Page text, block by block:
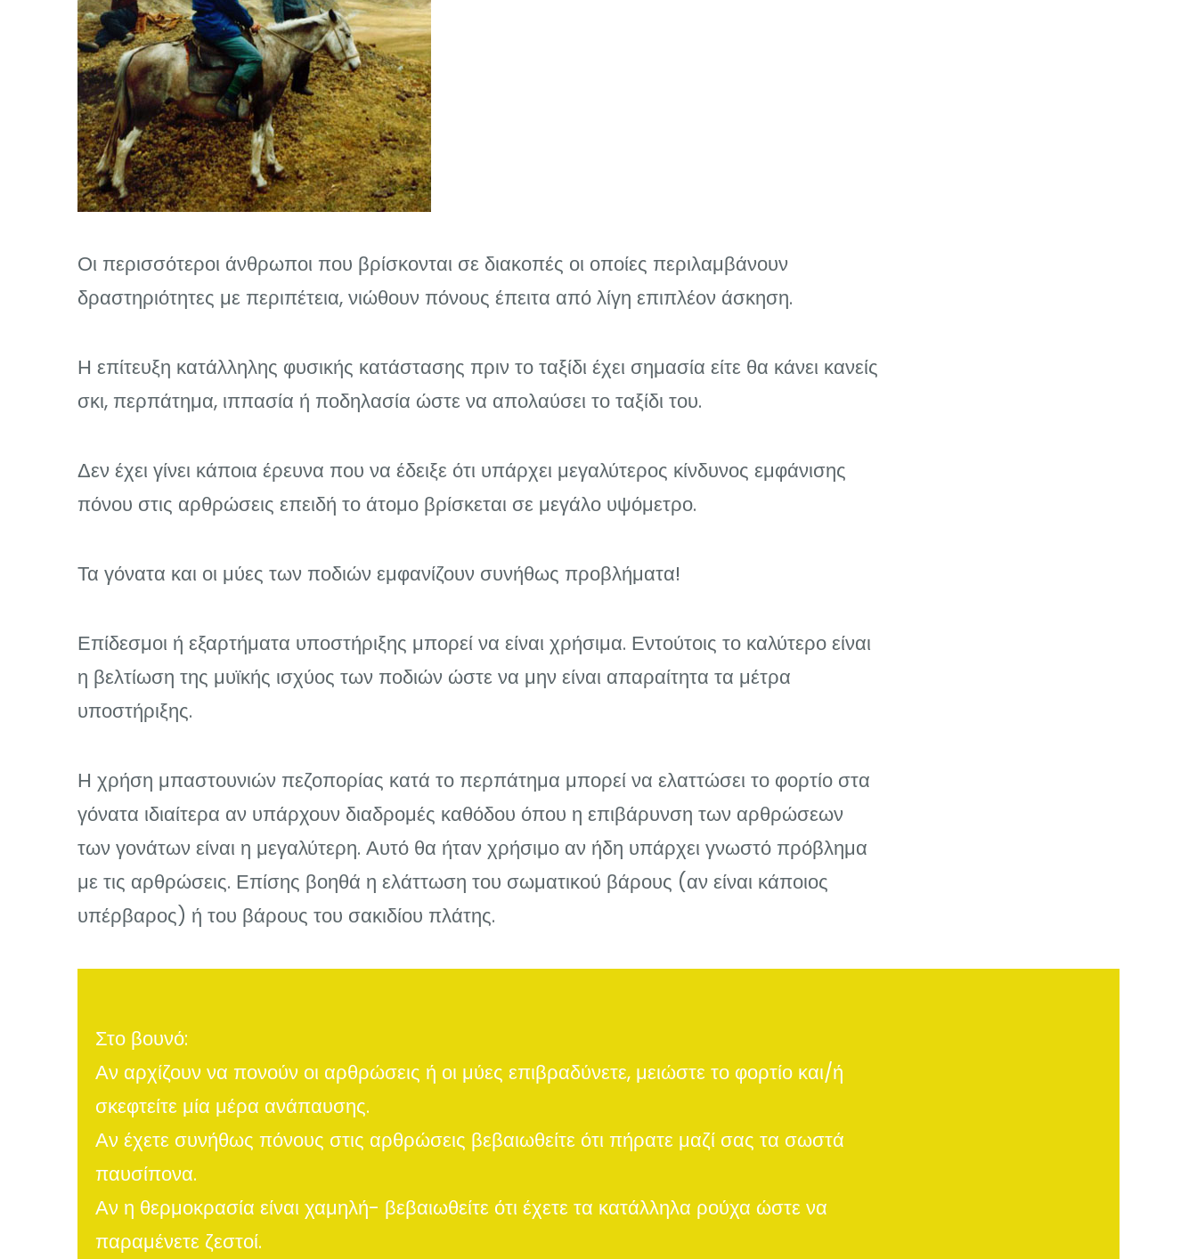
Οι περισσότεροι άνθρωποι που βρίσκονται σε διακοπές οι οποίες περιλαμβάνουν
δραστηριότητες με περιπέτεια, νιώθουν πόνους έπειτα από λίγη επιπλέον άσκηση.
Η επίτευξη κατάλληλης φυσικής κατάστασης πριν το ταξίδι έχει σημασία είτε θα κάνει κανείς
σκι, περπάτημα, ιππασία ή ποδηλασία ώστε να απολαύσει το ταξίδι του.
Δεν έχει γίνει κάποια έρευνα που να έδειξε ότι υπάρχει μεγαλύτερος κίνδυνος εμφάνισης
πόνου στις αρθρώσεις επειδή το άτομο βρίσκεται σε μεγάλο υψόμετρο.
Τα γόνατα και οι μύες των ποδιών εμφανίζουν συνήθως προβλήματα!
Επίδεσμοι ή εξαρτήματα υποστήριξης μπορεί να είναι χρήσιμα. Εντούτοις το καλύτερο είναι
η βελτίωση της μυϊκής ισχύος των ποδιών ώστε να μην είναι απαραίτητα τα μέτρα
υποστήριξης.
Η χρήση μπαστουνιών πεζοπορίας κατά το περπάτημα μπορεί να ελαττώσει το φορτίο στα
γόνατα ιδιαίτερα αν υπάρχουν διαδρομές καθόδου όπου η επιβάρυνση των αρθρώσεων
των γονάτων είναι η μεγαλύτερη. Αυτό θα ήταν χρήσιμο αν ήδη υπάρχει γνωστό πρόβλημα
με τις αρθρώσεις. Επίσης βοηθά η ελάττωση του σωματικού βάρους (αν είναι κάποιος
υπέρβαρος) ή του βάρους του σακιδίου πλάτης.
Στο βουνό:
Αν αρχίζουν να πονούν οι αρθρώσεις ή οι μύες επιβραδύνετε, μειώστε το φορτίο και/ή
σκεφτείτε μία μέρα ανάπαυσης.
Αν έχετε συνήθως πόνους στις αρθρώσεις βεβαιωθείτε ότι πήρατε μαζί σας τα σωστά
παυσίπονα.
Αν η θερμοκρασία είναι χαμηλή- βεβαιωθείτε ότι έχετε τα κατάλληλα ρούχα ώστε να
παραμένετε ζεστοί.